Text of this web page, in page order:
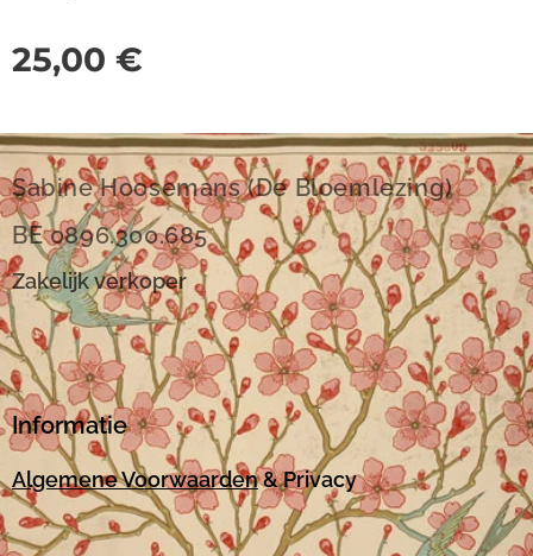
25,00 €
Sabine Hoosemans (De Bloemlezing)
BE 0896.300.685
Zakelijk verkoper
Informatie
Algemene Voorwaarden& Privacy